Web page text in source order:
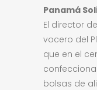
Panamá
El director
vocero del
que en el
bolsas de